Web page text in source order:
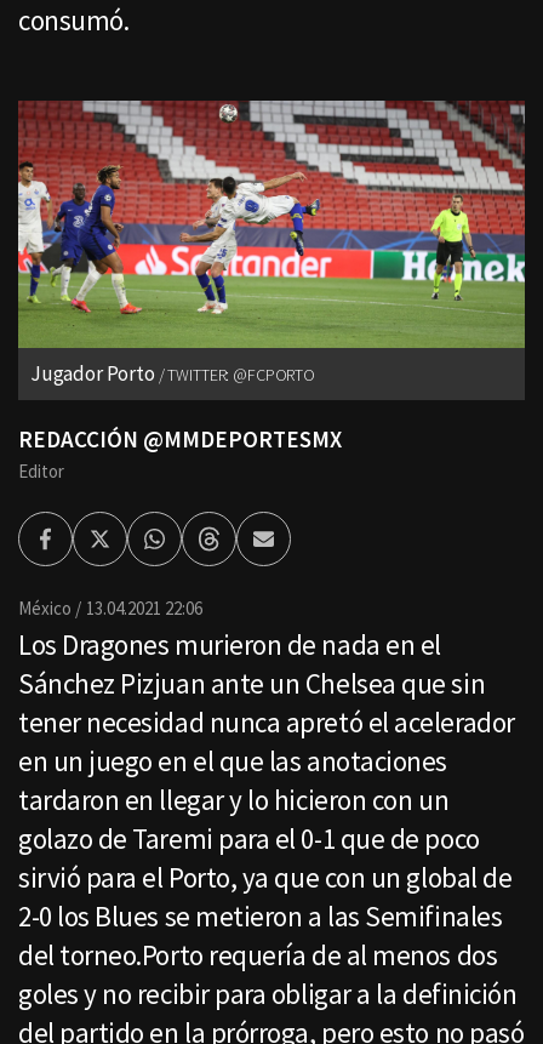
consumó.
Jugador Porto TWITTER: @FCPORTO
REDACCIÓN @MMDEPORTESMX
Editor
FacebookTwitterWhatsappThreadsEnviar
por
México 13.04.2021 22:06
Los Dragones murieron de nada en el
Sánchez Pizjuan ante un Chelsea que sin
tener necesidad nunca apretó el acelerador
en un juego en el que las anotaciones
tardaron en llegar y lo hicieron con un
golazo de Taremi para el 0-1 que de poco
sirvió para el Porto, ya que con un global de
2-0 los Blues se metieron a las Semifinales
del torneo.Porto requería de al menos dos
goles y no recibir para obligar a la definición
del partido en la prórroga, pero esto no pasó